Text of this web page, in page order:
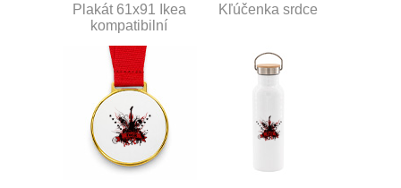
Plakát 61x91 Ikea
kompatibilní
Kľúčenka srdce